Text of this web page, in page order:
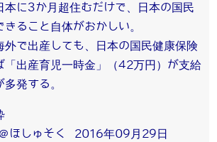
本に3か月超住むだけで、日本の国民
ること自体がおかしい。
外で出産しても、日本の国民健康保険
「出産育児一時金」（42万円）が支給
発する。
ほしゅそく 2016年09月29日